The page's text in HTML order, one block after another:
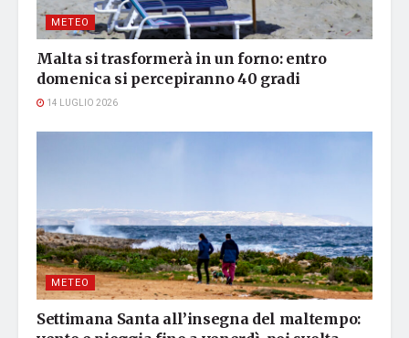
METEO
Malta si trasformerà in un forno: entro
domenica si percepiranno 40 gradi
14 LUGLIO 2026
METEO
Settimana Santa all’insegna del maltempo: